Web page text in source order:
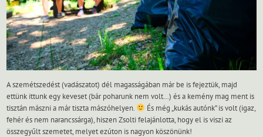
A szemétszedést (vadászatot) dél magasságában már be is fejeztük, majd
ettünk ittunk egy keveset (bár poharunk nem volt…) és a kemény mag ment is
tisztán mászni a már tiszta mászóhelyen.
És még „kukás autónk” is volt (igaz,
fehér és nem narancssárga), hiszen Zsolti felajánlotta, hogy el is viszi az
összegyűlt szemetet, melyet ezúton is nagyon köszönünk!